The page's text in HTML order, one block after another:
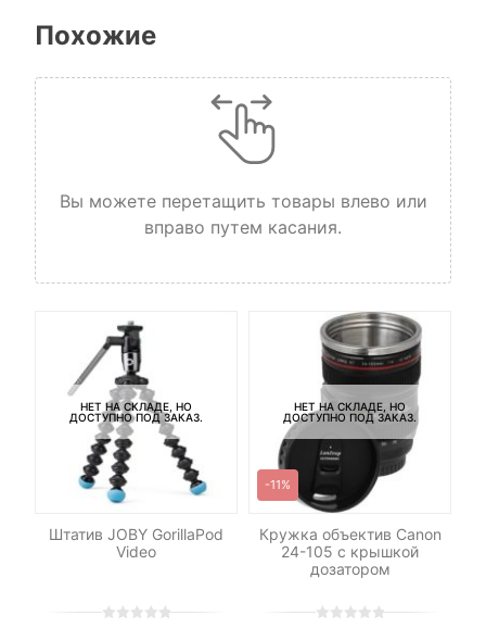
Похожие
Вы можете перетащить товары влево или
вправо путем касания.
НЕТ НА СКЛАДЕ, НО
ДОСТУПНО ПОД ЗАКАЗ.
Штатив JOBY GorillaPod
Video
НЕТ НА СКЛАДЕ, НО
ДОСТУПНО ПОД ЗАКАЗ.
-11%
Кружка объектив Canon
24-105 c крышкой
дозатором